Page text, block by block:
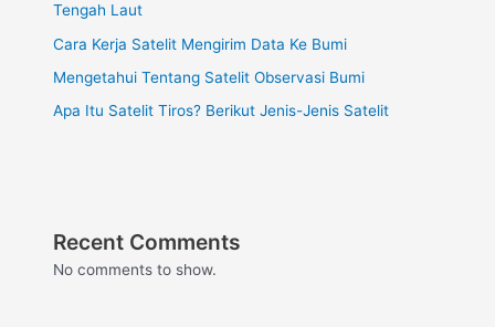
Tengah Laut
Cara Kerja Satelit Mengirim Data Ke Bumi
Mengetahui Tentang Satelit Observasi Bumi
Apa Itu Satelit Tiros? Berikut Jenis-Jenis Satelit
Recent Comments
No comments to show.